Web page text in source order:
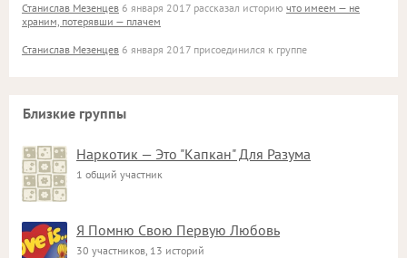
Станислав Мезенцев 6 января 2017 рассказал историю что имеем — не
храним, потерявши — плачем
Станислав Мезенцев 6 января 2017 присоединился к группе
Близкие группы
Наркотик — Это "Капкан" Для Разума
1 общий участник
Я Помню Свою Первую Любовь
30 участников, 13 историй